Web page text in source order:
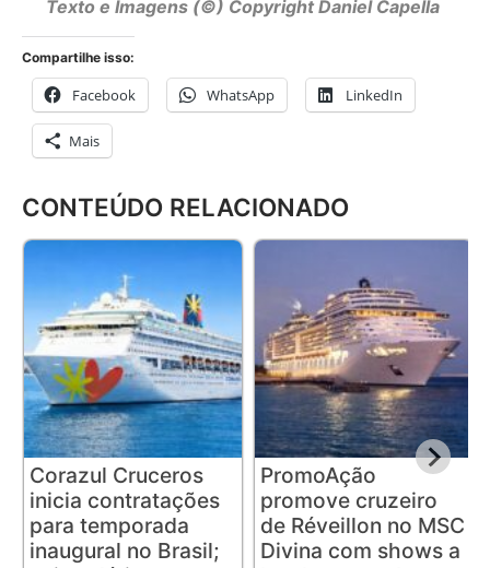
Texto e Imagens (©) Copyright Daniel Capella
Compartilhe isso:
Facebook WhatsApp LinkedIn
Mais
CONTEÚDO RELACIONADO
Corazul Cruceros
inicia contratações
para temporada
inaugural no Brasil;
PromoAção
promove cruzeiro
de Réveillon no MSC
Divina com shows a